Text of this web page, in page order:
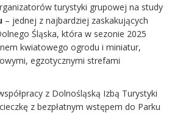
turystyki grupowej na study
– jednej z najbardziej zaskakujących
Śląska, która w sezonie 2025
kwiatowego ogrodu i miniatur,
egzotycznymi strefami
z Dolnośląską Izbą Turystyki
z bezpłatnym wstępem do Parku